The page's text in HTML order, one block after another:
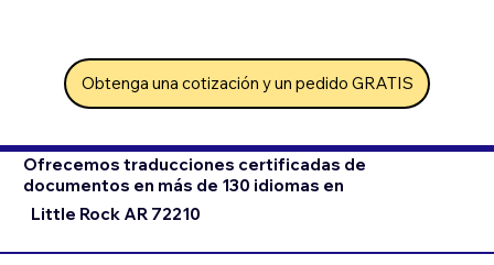
Obtenga una cotización y un pedido GRATIS
Ofrecemos traducciones certificadas de
documentos en más de 130 idiomas en
Little Rock AR 72210